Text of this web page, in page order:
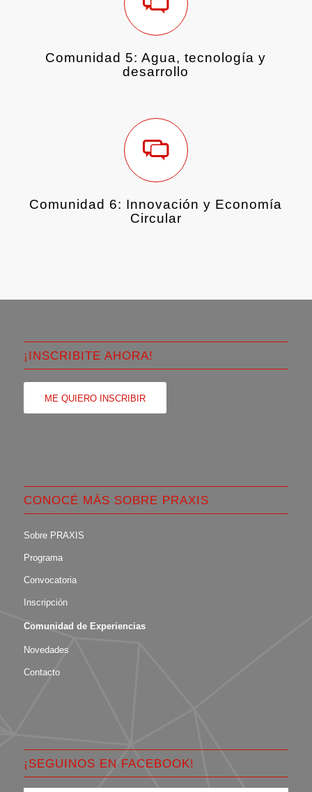
Comunidad 5: Agua, tecnología y
desarrollo
Comunidad 6: Innovación y Economía
Circular
¡INSCRIBITE AHORA!
ME QUIERO INSCRIBIR
CONOCÉ MÁS SOBRE PRAXIS
Sobre PRAXIS
Programa
Convocatoria
Inscripción
Comunidad de Experiencias
Novedades
Contacto
¡SEGUINOS EN FACEBOOK!